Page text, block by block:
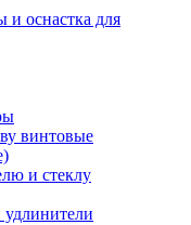
и оснастка для
винтовые
и стеклу